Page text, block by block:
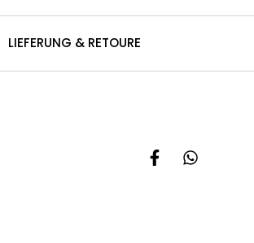
LIEFERUNG & RETOURE